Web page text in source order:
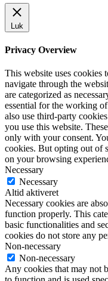
Luk
Privacy Overview
This website uses cookies
navigate through the
are categorized as
essential for the working
also use third-party
you use this website.
only with your consent.
cookies. But opting out of
on your browsing
Necessary
Necessary
Altid aktiveret
Necessary cookies are
function properly. This
basic functionalities and
cookies do not store any
Non-necessary
Non-necessary
Any cookies that may not